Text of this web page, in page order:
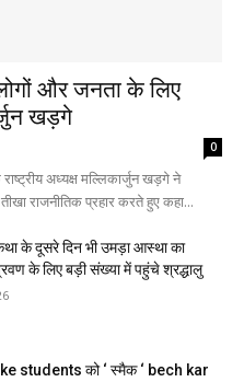
और जनता के लिए
खड़गे
0
अध्यक्ष मल्लिकार्जुन खड़गे ने
राजनीतिक प्रहार करते हुए कहा...
के दूसरे दिन भी उमड़ा आस्था का
के लिए बड़ी संख्या में पहुंचे श्रद्धालु
students को ‘ स्मैक ‘ bech kar